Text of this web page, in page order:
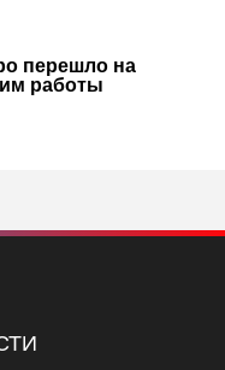
перешло на
работы